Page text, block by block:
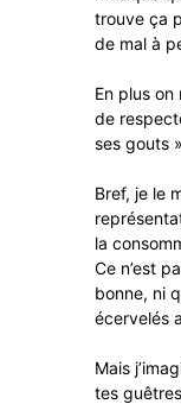
trouve ça
de mal à
En plus on
de
ses gouts
Bref, je le
la
Ce n’est
bonne, ni
écervelés
Mais
tes